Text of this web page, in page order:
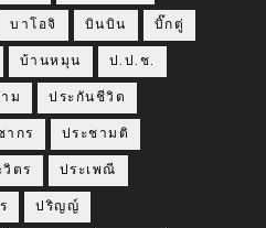
บาโอจิ บินบิน บิ๊กตู่
บ้านหมุน ป.ป.ช.
ม ประกันชีวิต
ากร ประชามติ
วิตร ประเพณี
ปริญญ์